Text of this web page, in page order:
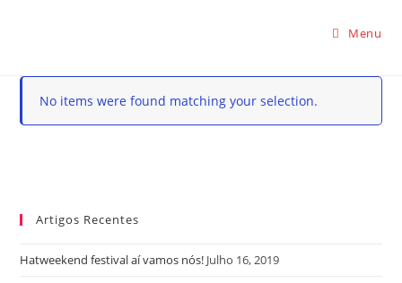
Menu
No items were found matching your selection.
Artigos Recentes
Hatweekend festival aí vamos nós! Julho 16, 2019